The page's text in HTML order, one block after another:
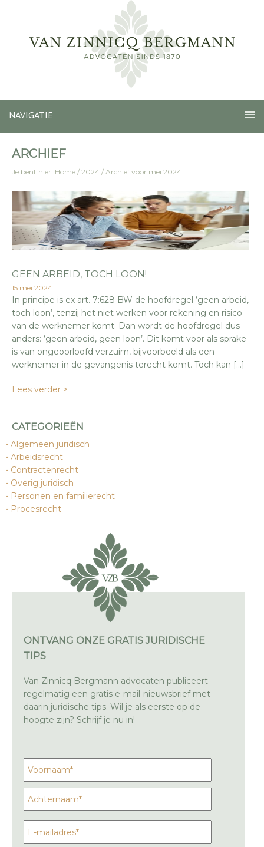
NAVIGATIE
ARCHIEF
Je bent hier: Home / 2024 / Archief voor mei 2024
GEEN ARBEID, TOCH LOON!
15 mei 2024
In principe is ex art. 7:628 BW de hoofdregel ‘geen arbeid,
toch loon’, tenzij het niet werken voor rekening en risico
van de werknemer komt. Dan wordt de hoofdregel dus
anders: ‘geen arbeid, geen loon’. Dit komt voor als sprake
is van ongeoorloofd verzuim, bijvoorbeeld als een
werknemer in de gevangenis terecht komt. Toch kan […]
Lees verder >
CATEGORIEËN
Algemeen juridisch
Arbeidsrecht
Contractenrecht
Overig juridisch
Personen en familierecht
Procesrecht
ONTVANG ONZE GRATIS JURIDISCHE
TIPS
Van Zinnicq Bergmann advocaten publiceert
regelmatig een gratis e-mail-nieuwsbrief met
daarin juridische tips. Wil je als eerste op de
hoogte zijn? Schrijf je nu in!